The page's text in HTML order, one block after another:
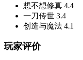
想不想修真 4.4
一刀传世 3.4
创造与魔法 4.1
玩家评价